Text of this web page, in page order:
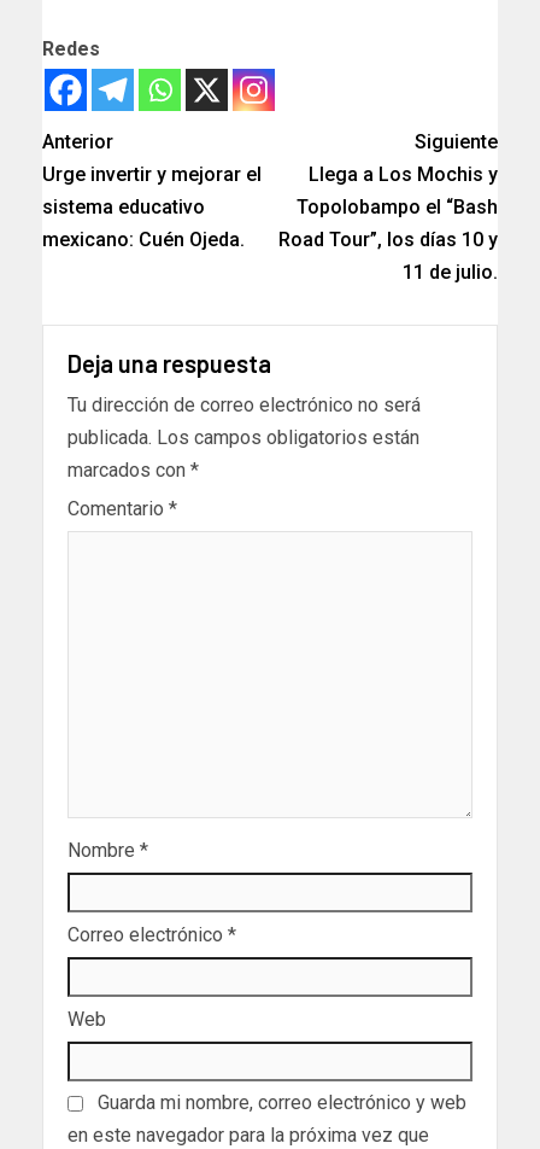
Redes
Anterior
Urge invertir y mejorar el
sistema educativo
mexicano: Cuén Ojeda.
Siguiente
Llega a Los Mochis y
Topolobampo el “Bash
Road Tour”, los días 10 y
11 de julio.
Deja una respuesta
Tu dirección de correo electrónico no será
publicada. Los campos obligatorios están
marcados con *
Comentario *
Nombre *
Correo electrónico *
Web
Guarda mi nombre, correo electrónico y web
en este navegador para la próxima vez que